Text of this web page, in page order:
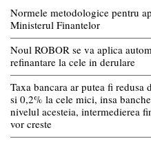
Normele metodologice pentru
Ministerul Finantelor
Noul ROBOR se va aplica
refinantare la cele in derulare
Taxa bancara ar putea fi
si 0,2% la cele mici, insa
nivelul acesteia, intermedierea
vor creste